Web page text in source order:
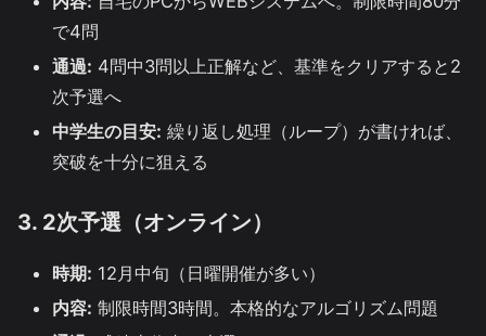
で4問
通過: 4問中3問以上正解など、基準をクリアすると2
次予選へ
中学生の目安: 繰り返し処理（ループ）が書ければ、
突破を十分に狙える
3. 2次予選（オンライン）
時期: 12月中旬（日曜開催が多い）
内容: 制限時間3時間。本格的なアルゴリズム問題